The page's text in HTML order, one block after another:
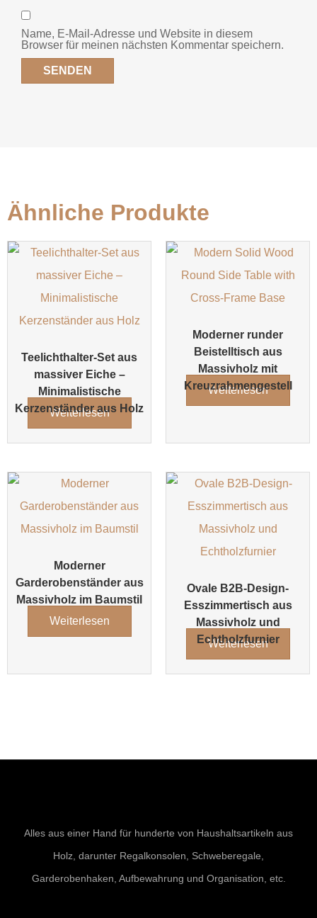
Name, E-Mail-Adresse und Website in diesem
Browser für meinen nächsten Kommentar speichern.
Ähnliche Produkte
Teelichthalter-Set aus
massiver Eiche –
Minimalistische
Kerzenständer aus Holz
Weiterlesen
Moderner runder
Beistelltisch aus
Massivholz mit
Kreuzrahmengestell
Weiterlesen
Moderner
Garderobenständer aus
Massivholz im Baumstil
Weiterlesen
Ovale B2B-Design-
Esszimmertisch aus
Massivholz und
Echtholzfurnier
Weiterlesen
Alles aus einer Hand für hunderte von Haushaltsartikeln aus
Holz, darunter Regalkonsolen, Schweberegale,
Garderobenhaken, Aufbewahrung und Organisation, etc.